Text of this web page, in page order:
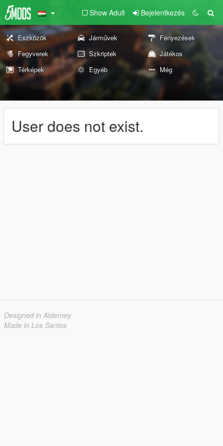
Show Adult Bejelentkezés
Eszközök Járművek
Fényezések
Fegyverek
Szkriptek
Játékos
Térképek
Egyéb Még
User does not exist.
Designed in Alderney
Made in Los Santos